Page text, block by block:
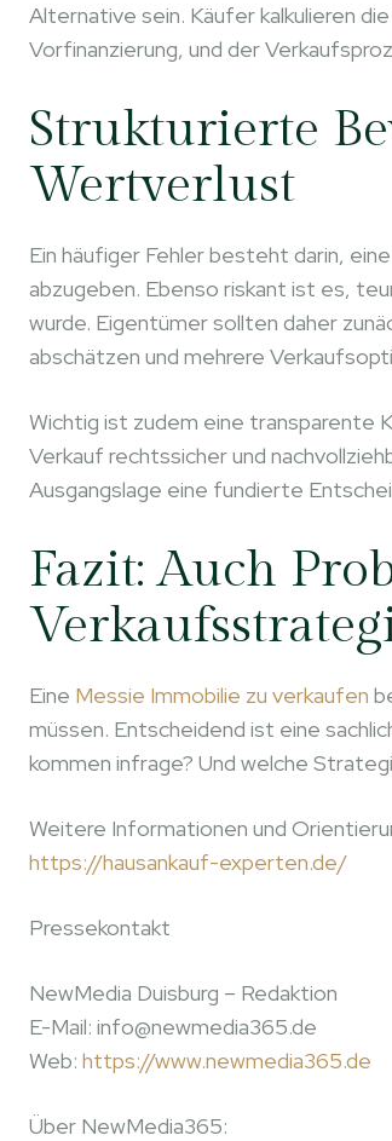
Alternative sein. Käufer kalkulieren
Vorfinanzierung, und der
Strukturierte
Wertverlust
Ein häufiger Fehler besteht darin,
abzugeben. Ebenso riskant ist es,
wurde. Eigentümer sollten daher
abschätzen und mehrere
Wichtig ist zudem eine transparente
Verkauf rechtssicher und
Ausgangslage eine fundierte
Fazit: Auch
Eine Messie Immobilie zu verkaufen
müssen. Entscheidend ist eine
kommen infrage? Und welche
Weitere Informationen und
https://hausankauf-experten.de/
Pressekontakt
NewMedia Duisburg – Redaktion
E-Mail: info@newmedia365.de
Web: https://www.newmedia365.de
Über NewMedia365: